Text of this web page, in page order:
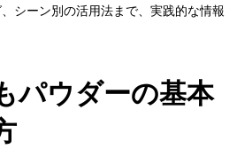
シーン別の活用法まで、実践的な情報
パウダーの基本